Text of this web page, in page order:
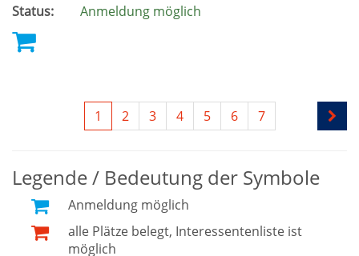
Status:
Anmeldung möglich
1 2 3 4 5 6 7
Legende / Bedeutung der Symbole
Anmeldung möglich
alle Plätze belegt, Interessentenliste ist
möglich